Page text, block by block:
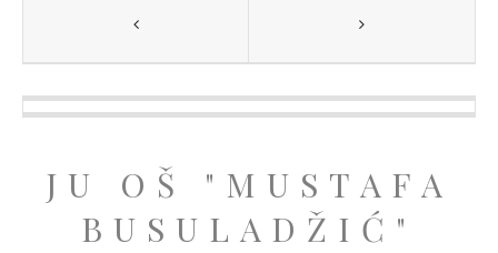
JU OŠ "MUSTAFA
BUSULADŽIĆ"